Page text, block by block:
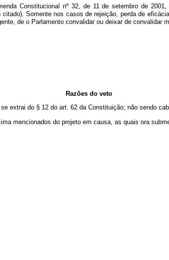
Constitucional nº 32, de 11 de setembro de
Somente nos casos de rejeição, perda de
de o Parlamento convalidar ou deixar de convalidar
Razões do veto
extrai do § 12 do art. 62 da Constituição; não sendo
mencionados do projeto em causa, as quais ora